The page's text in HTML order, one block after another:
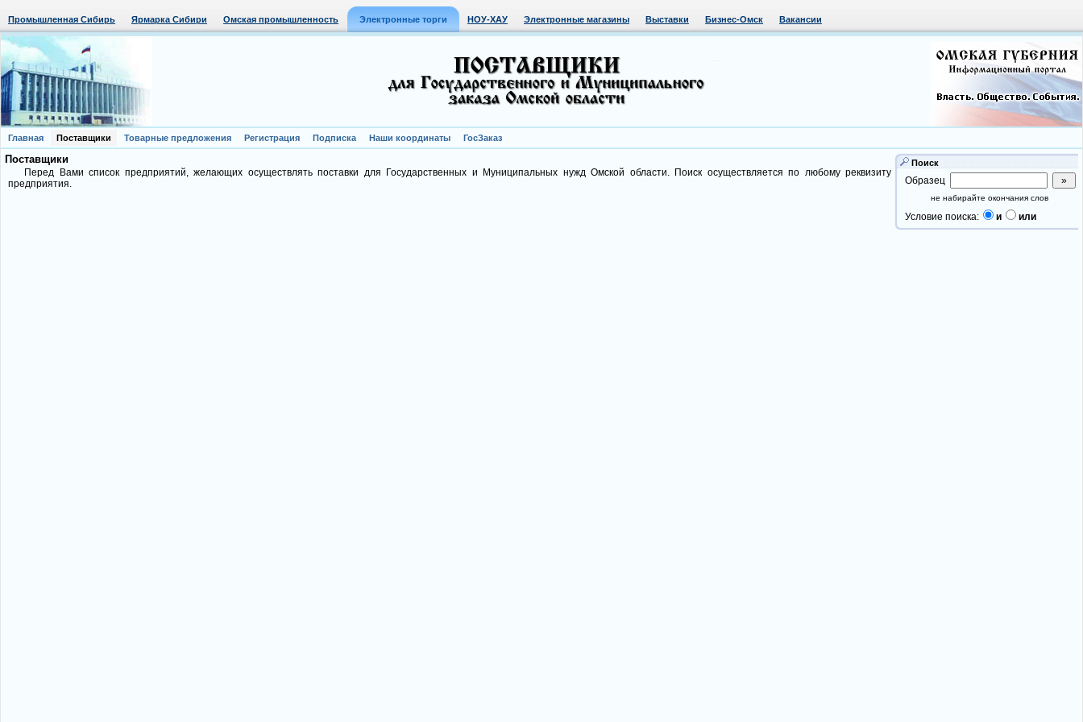
Промышленная Сибирь Ярмарка Сибири Омская промышленность Электронные торги НОУ-ХАУ Электронные магазины Выставки Бизнес-Омск Вакансии
Главная Поставщики Товарные предложения Регистрация Подписка Наши координаты ГосЗаказ
Поставщики
Перед Вами список предприятий, желающих осуществлять поставки для Государственных и Муниципальных нужд Омской области. Поиск осуществляется по любому реквизиту
предприятия.
Поиск
Образец
не набирайте окончания слов
Условие поиска: и или